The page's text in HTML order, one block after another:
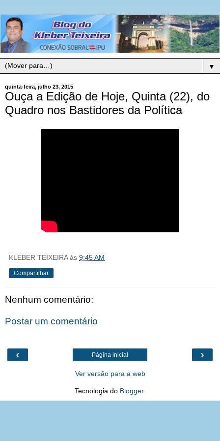
▼
quinta-feira, julho 23, 2015
Ouça a Edição de Hoje, Quinta (22), do
Quadro nos Bastidores da Política
KLEBER TEIXEIRA às 9:45 AM
Compartilhar
Nenhum comentário:
Postar um comentário
‹ ›
Página inicial
Ver versão para a web
Tecnologia do Blogger.